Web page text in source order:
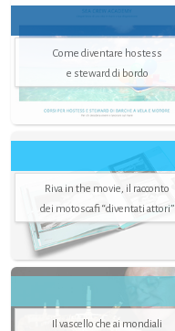
Come diventare hostess
e steward di bordo
Riva in the movie, il racconto
dei motoscafi “diventati attori”
Il vascello che ai mondiali